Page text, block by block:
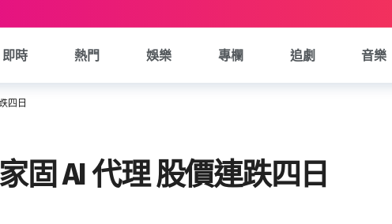
即時 熱門 娛樂 專欄 追劇 音樂
四日
固 AI 代理 股價連跌四日